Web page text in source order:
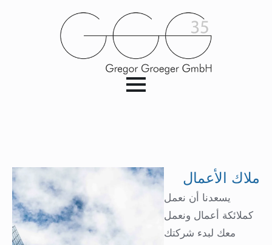
ملاك الأعمال
يسعدنا أن نعمل
كملائكة أعمال ونعمل
معك لبدء شركتك